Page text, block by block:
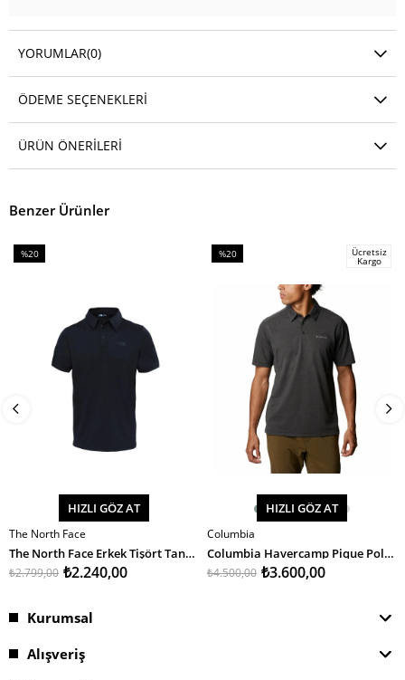
YORUMLAR(0)
ÖDEME SEÇENEKLERI
ÜRÜN ÖNERILERI
Benzer Ürünler
SEPETE EKLE
%20
HIZLI GÖZ AT
The North Face
The North Face Erkek Tişört Tanken Polo - Eu
₺2.240,00
₺2.799,00
SEPETE EKLE
%20
Ücretsiz
Kargo
HIZLI GÖZ AT
Columbia
Columbia Havercamp Pique Polo Erkek T-Shirt
₺3.600,00
₺4.500,00
Kurumsal
Alışveriş